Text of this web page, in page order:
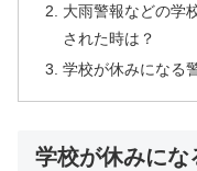
大雨警報などの学
された時は？
学校が休みになる
学校が休みにな